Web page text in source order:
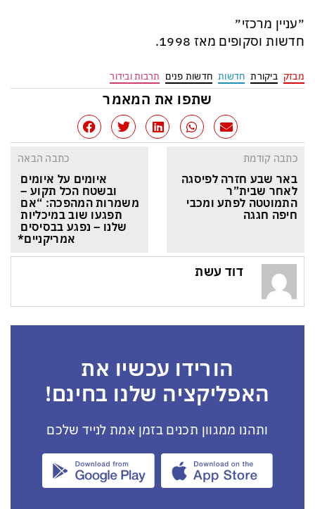
״עניין מרכזי״
חדשות וסקופים מאז 1998.
מבזק ביקורת חדשות חדשות פנים תרבות ובידור
שתפו את המאמר
כתבה קודמת
באר שבע חזרה לפיסגה
לאחר שבית”ר
התמוטטה לפתע ומכבי
חיפה חגגה
כתבה הבאה
איומים על איומים
ובשטח הכל תקוע –
משמרות המהפכה: “אם
תפגעו שוב במיכליות
שלנו – נפגע בבסיסים
אמריקניים*
דוד עשת
הורידו עכשיו את
האפליקציה שלנו בחינם!
ותהנו ממגוון תכנים בזמן אמת לנייד שלכם